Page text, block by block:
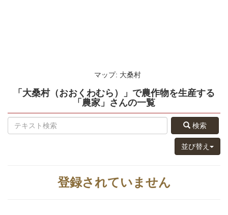
マップ: 大桑村
「大桑村（おおくわむら）」 で農作物を生産する
「農家」さんの一覧
検索
並び替え
登録されていません